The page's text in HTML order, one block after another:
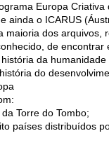
Europa
ainda o ICARUS
maioria dos
de
da
do
Torre do Tombo;
países distribuídos